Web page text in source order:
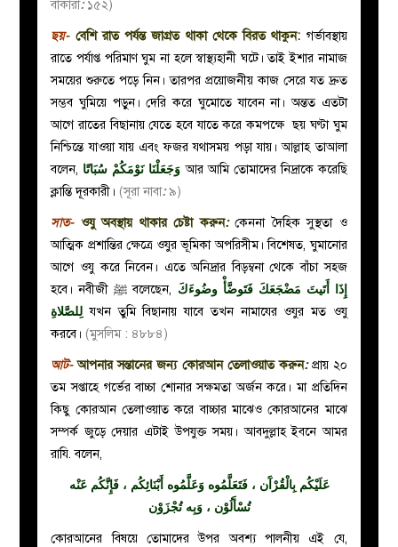
বাকারা:১৫২)
ছয়- বেশিরাত পর্যন্ত জাগ্রত থাকা থেকে বিরত থাকুন: গর্ভাবস্থায়
রাতে পর্যাপ্ত পরিমাণ ঘুম না হলে স্বাস্থ্যহানী ঘটে। তাই ইশার নামাজ
সময়ের শুরুতে পড়ে নিন। তারপর প্রয়োজনীয় কাজ সেরে যত দ্রুত
সম্ভব ঘুমিয়ে পড়ুন। দেরি করে ঘুমোতে যাবেন না। অন্তত এতটা
আগে রাতের বিছানায় যেতে হবে যাতে করে কমপক্ষে ছয় ঘণ্টা ঘুম
নিশ্চিন্তে যাওয়া যায় এবং ফজর যথাসময় পড়া যায়।আল্লাহ তাআলা
বলেন, وَجَعَلْنَا نَوْمَكُمْ سُبَاتًا আর আমি তোমাদের নিদ্রাকে করেছি
ক্লান্তি দূরকারী। (সূরা নাবা:৯)
সাত- ওযু অবস্থায় থাকার চেষ্টা করুন: কেননা দৈহিক সুস্থতা ও
আত্মিক প্রশান্তির ক্ষেত্রে ওযুর ভূমিকা অপরিসীম। বিশেষত, ঘুমানোর
আগে ওযু করে নিবেন। এতে অনিদ্রার বিড়ম্বনা থেকে বাঁচা সহজ
হবে। নবীজী
ﷺ বলেছেন, إِذَا أَتَيتَ مَضْجَعَكَ فَتَوضَّأْ وضُوءَكَ
لِلصَّلاةِ যখন তুমি বিছানায় যাবে তখন নামাযের ওযুর মত ওযু
করবে। (মুসলিম : ৪৮৮৪)
আট-আপনার সন্তানের জন্য কোরআন তেলাওয়াত করুন: প্রায় ২০
তম সপ্তাহে গর্ভের বাচ্চা শোনার সক্ষমতা অর্জন করে। মা প্রতিদিন
কিছু কোরআন তেলাওয়াত করে বাচ্চার মাঝেও কোরআনের মাঝে
সম্পর্ক জুড়ে দেয়ার এটাই উপযুক্ত সময়। আবদুল্লাহ ইবনে আমর
রাযি. বলেন,
عَلَيْكُم بِالْقُرْآَن ، فَتَعَلَّمُوه وَعَلَّمُوه أَبْنَائِكُم ، فَإِنَّكُم عَنْه
تُسْأَلُوْن ، وَبِه تُجْزَوْن
কোরআনের বিষয়ে তোমাদের উপর অবশ্য পালনীয় এই যে,